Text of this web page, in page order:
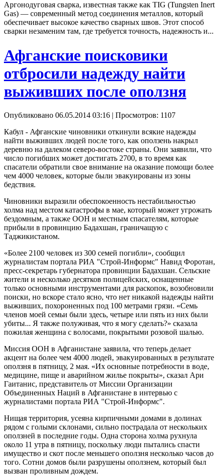
Аргонодуговая сварка, известная также как TIG (Tungsten Inert
Gas) — современный метод соединения металлов, который
обеспечивает высокое качество сварных швов. Этот способ
сварки незаменим там, где требуется точность, надежность и...
Афганские поисковики
отбросили надежду найти
выживших после оползня
Опубликовано 06.05.2014 03:16 | Просмотров: 1107
Кабул - Афганские чиновники откинули всякие надежды
найти выживших людей после того, как оползень накрыл
деревню на далеком северо-востоке страны. Они заявили, что
число погибших может достигать 2700, в то время как
спасатели обратили свое внимание на оказание помощи более
чем 4000 человек, которые были эвакуированы из зоны
бедствия.
Чиновники выразили обеспокоенность нестабильностью
холма над местом катастрофы в мае, который может угрожать
бездомным, а также ООН и местным спасателям, которые
прибыли в провинцию Бадахшан, граничащую с
Таджикистаном.
«Более 2100 человек из 300 семей погибли», сообщил
журналистам портала РИА "Строй-Информс" Навид Форотан,
пресс-секретарь губернатора провинции Бадахшан. Сельские
жители и несколько десятков полицейских, оснащенные
только основными инструментами для раскопок, возобновили
поиски, но вскоре стало ясно, что нет никакой надежды найти
выживших, похороненных под 100 метрами грязи. «Семь
членов моей семьи были здесь, четыре или пять из них были
убиты... Я также полуживая, что я могу сделать?» сказала
пожилая женщина с волосами, покрытыми розовой шалью.
Миссия ООН в Афганистане заявила, что теперь делает
акцент на более чем 4000 людей, эвакуированных в результате
оползня в пятницу, 2 мая. «Их основные потребности в воде,
медицине, пище и аварийном жилье покрыты», сказал Ари
Гаитанис, представитель от Миссии Организации
Объединенных Наций в Афганистане в интервью с
журналистами портала РИА "Строй-Информс".
Нищая территория, усеяна кирпичными домами в долинах
рядом с голыми склонами, сильно пострадала от нескольких
оползней в последние годы. Одна сторона холма рухнула
около 11 утра в пятницу, поскольку люди пытались спасти
имущество и скот после меньшего оползня несколько часов до
того. Сотни домов были разрушены оползнем, который был
вызван проливным дождем.